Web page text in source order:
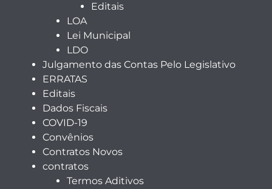
Editais
LOA
Lei Municipal
LDO
Julgamento das Contas Pelo Legislativo
ERRATAS
Editais
Dados Fiscais
COVID-19
Convênios
Contratos Novos
contratos
Termos Aditivos